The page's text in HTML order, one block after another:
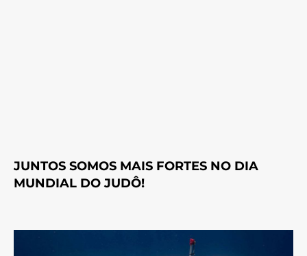
JUNTOS SOMOS MAIS FORTES NO DIA
MUNDIAL DO JUDÔ!